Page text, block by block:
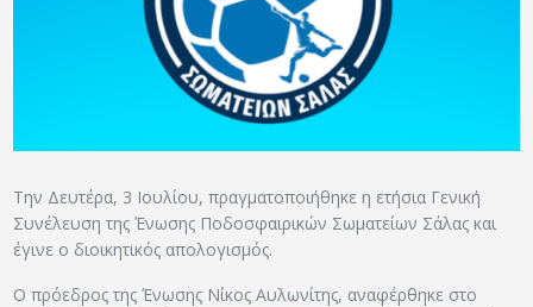
ΑΡΧΕΙΟ
ΕΠΙΚΟΙΝΩΝΙΑ
Την Δευτέρα, 3 Ιουλίου, πραγματοποιήθηκε η ετήσια Γενική
Συνέλευση της Ένωσης Ποδοσφαιρικών Σωματείων Σάλας και
έγινε ο διοικητικός απολογισμός.
Ο πρόεδρος της Ένωσης Νίκος Αυλωνίτης, αναφέρθηκε στο